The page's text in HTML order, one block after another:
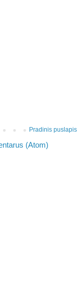
Pradinis puslapis
(Atom)